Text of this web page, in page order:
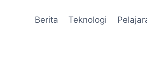
Berita Teknologi